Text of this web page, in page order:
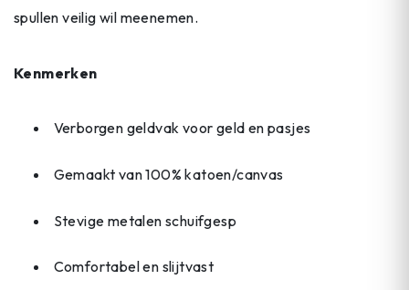
spullen veilig wil meenemen.
Kenmerken
Verborgen geldvak voor geld en pasjes
Gemaakt van 100% katoen/canvas
Stevige metalen schuifgesp
Comfortabel en slijtvast